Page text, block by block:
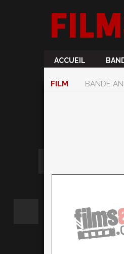
ACCUEIL
FILM BANDE